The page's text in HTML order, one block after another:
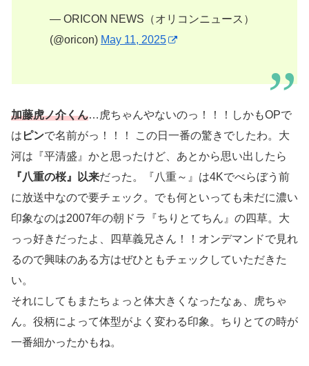
— ORICON NEWS（オリコンニュース）
(@oricon) May 11, 2025
加藤虎ノ介くん…虎ちゃんやないのっ！！！しかもOPで
は ピンで名前がっ！！！ この日一番の驚きでしたわ。大
河は『平清盛』かと思ったけど、あとから思い出したら
『八重の桜』以来だった。『八重～』は4Kでべらぼう前
に放送中なので要チェック。でも何といっても未だに濃い
印象なのは2007年の朝ドラ『ちりとてちん』の四草。大
っっ好きだったよ、四草義兄さん！！オンデマンドで見れ
るので興味のある方はぜひともチェックしていただきた
い。
それにしてもまたちょっと体大きくなったなぁ、虎ちゃ
ん。役柄によって体型がよく変わる印象。ちりとての時が
一番細かったかもね。